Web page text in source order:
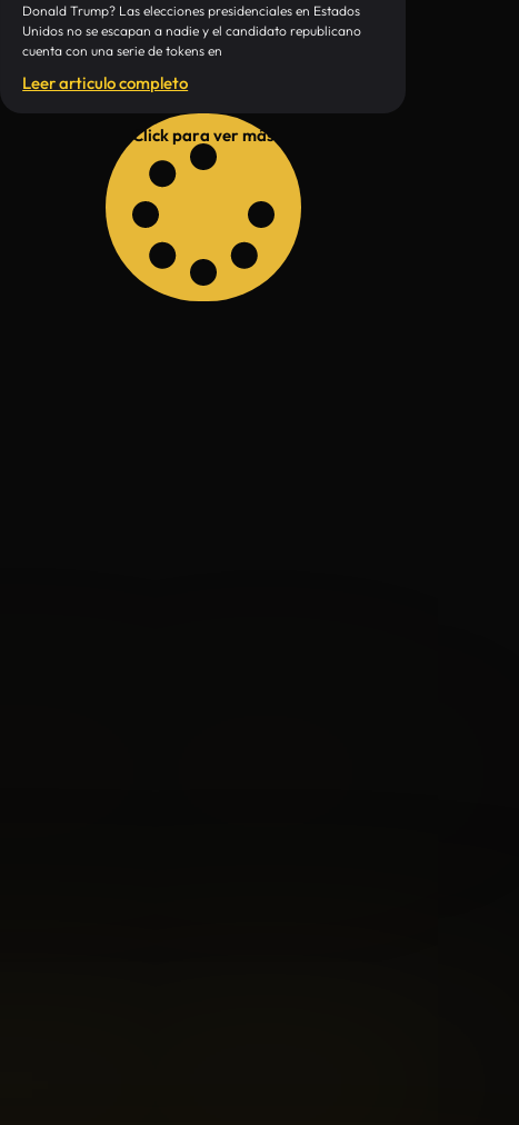
Donald Trump? Las elecciones presidenciales en Estados
Unidos no se escapan a nadie y el candidato republicano
cuenta con una serie de tokens en
Leer articulo completo
Click para ver más